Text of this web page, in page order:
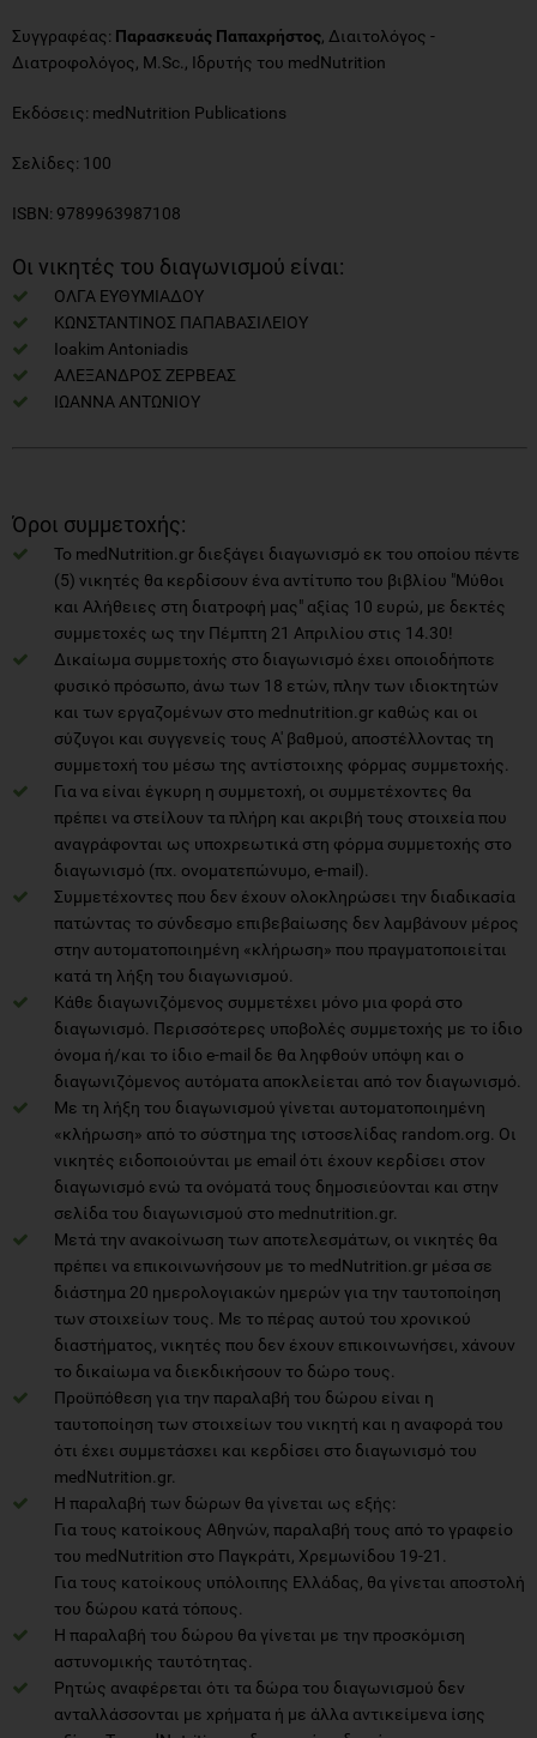
Συγγραφέας: Παρασκευάς Παπαχρήστος, Διαιτολόγος -
Διατροφολόγος, M.Sc., Ιδρυτής του medNutrition
Εκδόσεις: medNutrition Publications
Σελίδες: 100
ISBN: 9789963987108
Οι νικητές του διαγωνισμού είναι:
ΟΛΓΑ ΕΥΘΥΜΙΑΔΟΥ
ΚΩΝΣΤΑΝΤΙΝΟΣ ΠΑΠΑΒΑΣΙΛΕΙΟΥ
Ioakim Antoniadis
ΑΛΕΞΑΝΔΡΟΣ ΖΕΡΒΕΑΣ
ΙΩΑΝΝΑ ΑΝΤΩΝΙΟΥ
Όροι συμμετοχής:
Το medNutrition.gr διεξάγει διαγωνισμό εκ του οποίου πέντε
(5) νικητές θα κερδίσουν ένα αντίτυπο του βιβλίου "Μύθοι
και Αλήθειες στη διατροφή μας" αξίας 10 ευρώ, με δεκτές
συμμετοχές ως την Πέμπτη 21 Απριλίου στις 14.30!
Δικαίωμα συμμετοχής στο διαγωνισμό έχει οποιοδήποτε
φυσικό πρόσωπο, άνω των 18 ετών, πλην των ιδιοκτητών
και των εργαζομένων στο mednutrition.gr καθώς και οι
σύζυγοι και συγγενείς τους Α' βαθμού, αποστέλλοντας τη
συμμετοχή του μέσω της αντίστοιχης φόρμας συμμετοχής.
Για να είναι έγκυρη η συμμετοχή, οι συμμετέχοντες θα
πρέπει να στείλουν τα πλήρη και ακριβή τους στοιχεία που
αναγράφονται ως υποχρεωτικά στη φόρμα συμμετοχής στο
διαγωνισμό (πχ. ονοματεπώνυμο, e-mail).
Συμμετέχοντες που δεν έχουν ολοκληρώσει την διαδικασία
πατώντας το σύνδεσμο επιβεβαίωσης δεν λαμβάνουν μέρος
στην αυτοματοποιημένη «κλήρωση» που πραγματοποιείται
κατά τη λήξη του διαγωνισμού.
Κάθε διαγωνιζόμενος συμμετέχει μόνο μια φορά στο
διαγωνισμό. Περισσότερες υποβολές συμμετοχής με το ίδιο
όνομα ή/και το ίδιο e-mail δε θα ληφθούν υπόψη και ο
διαγωνιζόμενος αυτόματα αποκλείεται από τον διαγωνισμό.
Με τη λήξη του διαγωνισμού γίνεται αυτοματοποιημένη
«κλήρωση» από το σύστημα της ιστοσελίδας random.org. Οι
νικητές ειδοποιούνται με email ότι έχουν κερδίσει στον
διαγωνισμό ενώ τα ονόματά τους δημοσιεύονται και στην
σελίδα του διαγωνισμού στο mednutrition.gr.
Μετά την ανακοίνωση των αποτελεσμάτων, οι νικητές θα
πρέπει να επικοινωνήσουν με το medNutrition.gr μέσα σε
διάστημα 20 ημερολογιακών ημερών για την ταυτοποίηση
των στοιχείων τους. Με το πέρας αυτού του χρονικού
διαστήματος, νικητές που δεν έχουν επικοινωνήσει, χάνουν
το δικαίωμα να διεκδικήσουν το δώρο τους.
Προϋπόθεση για την παραλαβή του δώρου είναι η
ταυτοποίηση των στοιχείων του νικητή και η αναφορά του
ότι έχει συμμετάσχει και κερδίσει στο διαγωνισμό του
medNutrition.gr.
Η παραλαβή των δώρων θα γίνεται ως εξής:
Για τους κατοίκους Αθηνών, παραλαβή τους από το γραφείο
του medNutrition στο Παγκράτι, Χρεμωνίδου 19-21.
Για τους κατοίκους υπόλοιπης Ελλάδας, θα γίνεται αποστολή
του δώρου κατά τόπους.
Η παραλαβή του δώρου θα γίνεται με την προσκόμιση
αστυνομικής ταυτότητας.
Ρητώς αναφέρεται ότι τα δώρα του διαγωνισμού δεν
ανταλλάσσονται με χρήματα ή με άλλα αντικείμενα ίσης